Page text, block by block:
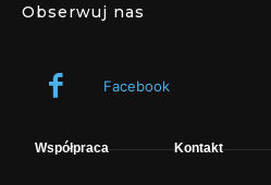
Obserwuj nas
Facebook
Współpraca Kontakt